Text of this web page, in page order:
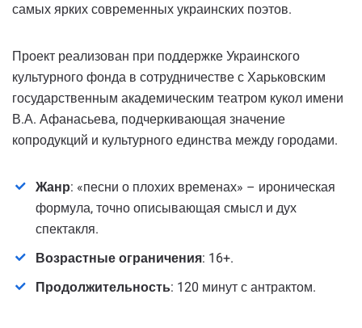
самых ярких современных украинских поэтов.
Проект реализован при поддержке Украинского
культурного фонда в сотрудничестве с Харьковским
государственным академическим театром кукол имени
В.А. Афанасьева, подчеркивающая значение
копродукций и культурного единства между городами.
Жанр: «песни о плохих временах» – ироническая
формула, точно описывающая смысл и дух
спектакля.
Возрастные ограничения: 16+.
Продолжительность: 120 минут с антрактом.